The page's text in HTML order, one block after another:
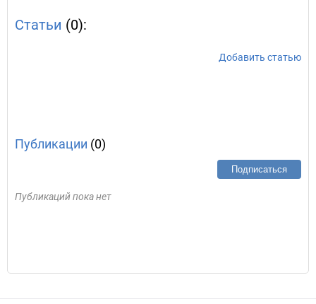
Статьи (0):
Добавить статью
Публикации (0)
Подписаться
Публикаций пока нет